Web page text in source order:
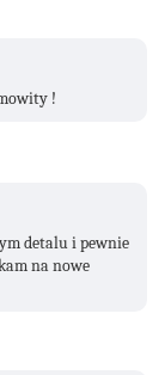
!
detalu i pewnie
na nowe